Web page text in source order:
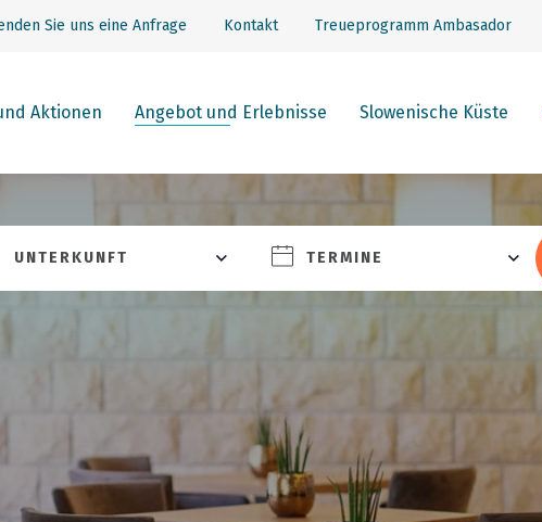
Sie uns eine Anfrage Kontakt Treueprogramm Ambasador
Aktionen Angebot und Erlebnisse Slowenische Küste
UNTERKUNFT TERMINE